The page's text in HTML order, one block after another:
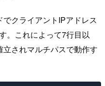
でクライアントIPアドレス
。これによって7行目以
されマルチパスで動作す